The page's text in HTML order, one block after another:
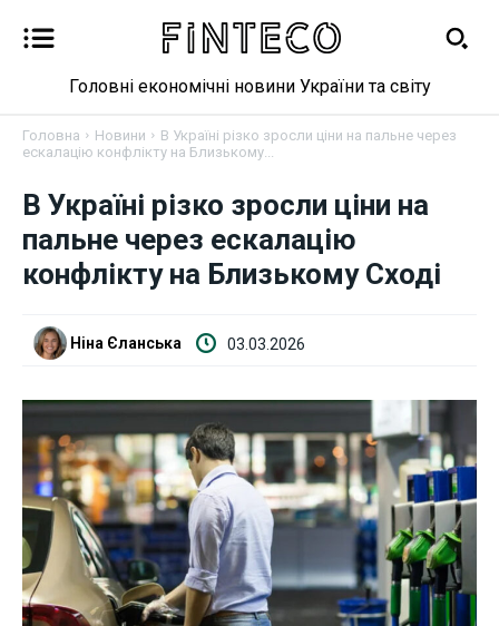
Новини
Бізнес
Криптовалюта
Робота і освіта
Публікації
ФОП
Головні економічні новини України та світу
Головна Новини
В Україні різко зросли ціни на пальне через
ескалацію конфлікту на Близькому...
В Україні різко зросли ціни на
пальне через ескалацію
конфлікту на Близькому Сході
Ніна Єланська 03.03.2026